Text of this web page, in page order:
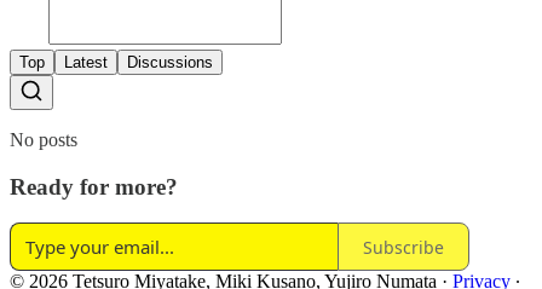
Top Latest Discussions
No posts
Ready for more?
Subscribe
© 2026 Tetsuro Miyatake, Miki Kusano, Yujiro Numata · Privacy ∙